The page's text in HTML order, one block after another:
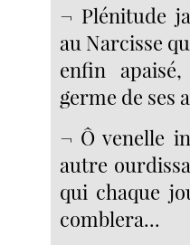
¬ Plénitude
au Narcisse
enfin
germe de ses
¬ Ô venelle
autre
qui chaque
comblera...